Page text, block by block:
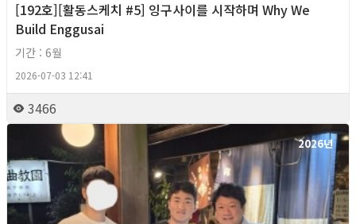
[192호][활동스케치 #5] 잉구사이를 시작하며 Why We
Build Enggusai
기간 : 6월
2026-07-03 12:41
3466
2026년